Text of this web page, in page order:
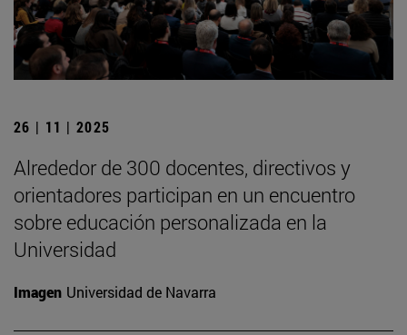
26 | 11 | 2025
Alrededor de 300 docentes, directivos y
orientadores participan en un encuentro
sobre educación personalizada en la
Universidad
Imagen Universidad de Navarra